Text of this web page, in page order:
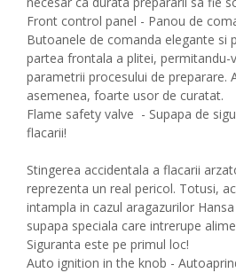
Front control panel - Panou de
Butoanele de comanda elegante si
partea frontala a plitei, permitandu-
parametrii procesului de preparare.
asemenea, foarte usor de curatat.
Flame safety valve - Supapa de
flacarii!
Stingerea accidentala a flacarii
reprezenta un real pericol. Totusi,
intampla in cazul aragazurilor
supapa speciala care intrerupe
Siguranta este pe primul loc!
Auto ignition in the knob -